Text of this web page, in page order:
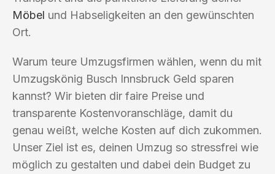
Möbel und Habseligkeiten an den gewünschten
Ort.
Warum teure Umzugsfirmen wählen, wenn du mit
Umzugskönig Busch Innsbruck Geld sparen
kannst? Wir bieten dir faire Preise und
transparente Kostenvoranschläge, damit du
genau weißt, welche Kosten auf dich zukommen.
Unser Ziel ist es, deinen Umzug so stressfrei wie
möglich zu gestalten und dabei dein Budget zu